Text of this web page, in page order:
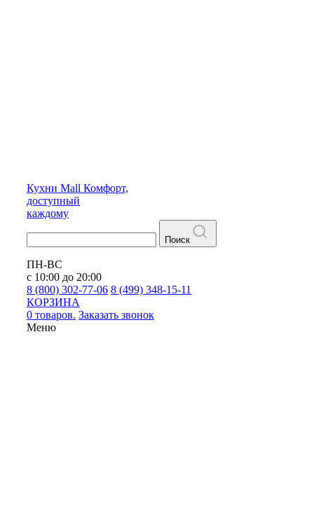
Кухни Mall Комфорт,
доступный
каждому
Поиск
ПН-ВС
с 10:00 до 20:00
8 (800) 302-77-06 8 (499) 348-15-11
КОРЗИНА
0 товаров. Заказать звонок
Меню